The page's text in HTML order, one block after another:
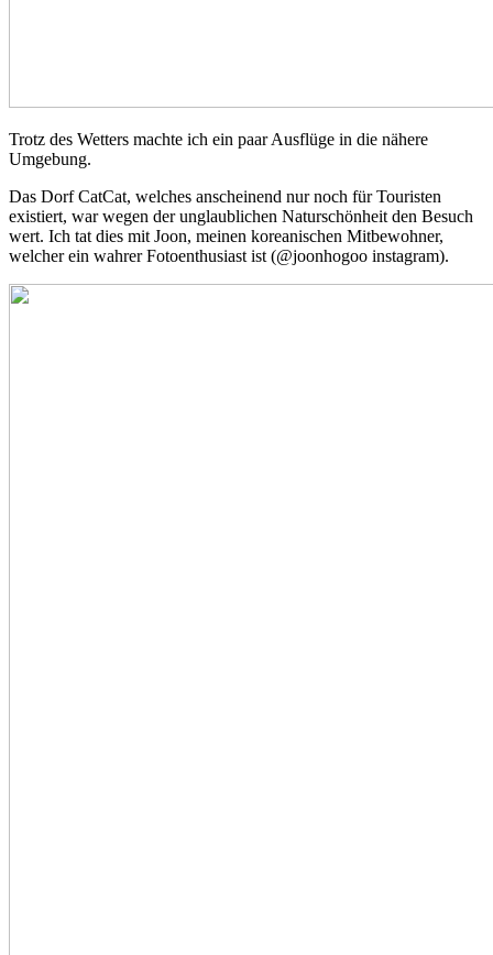
Trotz des Wetters machte ich ein paar Ausflüge in die nähere
Umgebung.
Das Dorf CatCat, welches anscheinend nur noch für Touristen
existiert, war wegen der unglaublichen Naturschönheit den Besuch
wert. Ich tat dies mit Joon, meinen koreanischen Mitbewohner,
welcher ein wahrer Fotoenthusiast ist (@joonhogoo instagram).